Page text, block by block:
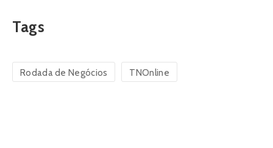
Tags
Rodada de Negócios TNOnline